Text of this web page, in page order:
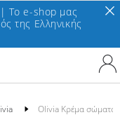
| To e-shop μας
της Ελληνικής
Olivia Κρέμα